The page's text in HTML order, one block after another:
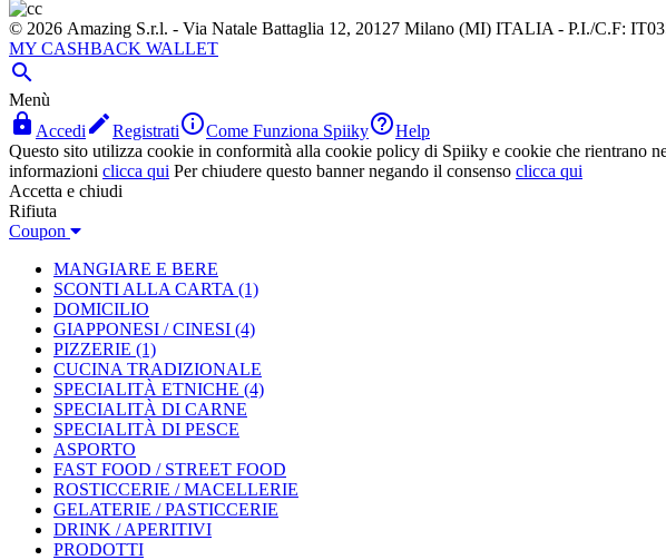
© 2026 Amazing S.r.l. - Via Natale Battaglia 12, 20127 Milano (MI) ITALIA - P.I./C.F:
MY CASHBACK WALLET

Menù
 Accedi RegistratiCome Funziona SpiikyHelp
Questo sito utilizza cookie in conformità alla cookie policy di Spiiky e cookie che rientrano
informazioni clicca qui Per chiudere questo banner negando il consenso clicca qui
Accetta e chiudi
Rifiuta
Coupon
MANGIARE E BERE
SCONTI ALLA CARTA (1)
DOMICILIO
GIAPPONESI / CINESI (4)
PIZZERIE (1)
CUCINA TRADIZIONALE
SPECIALITÀ ETNICHE (4)
SPECIALITÀ DI CARNE
SPECIALITÀ DI PESCE
ASPORTO
FAST FOOD / STREET FOOD
ROSTICCERIE / MACELLERIE
GELATERIE / PASTICCERIE
DRINK / APERITIVI
PRODOTTI